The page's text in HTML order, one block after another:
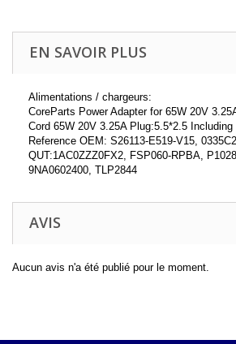
EN SAVOIR PLUS
Alimentations / chargeurs:
CoreParts Power Adapter for 65W 20V
Cord 65W 20V 3.25A Plug:5.5*2.5 Including
Reference OEM: S26113-E519-V15,
QUT:1AC0ZZZ0FX2, FSP060-RPBA,
9NA0602400, TLP2844
AVIS
Aucun avis n'a été publié pour le moment.